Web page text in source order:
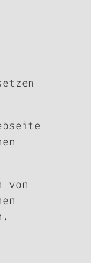
von